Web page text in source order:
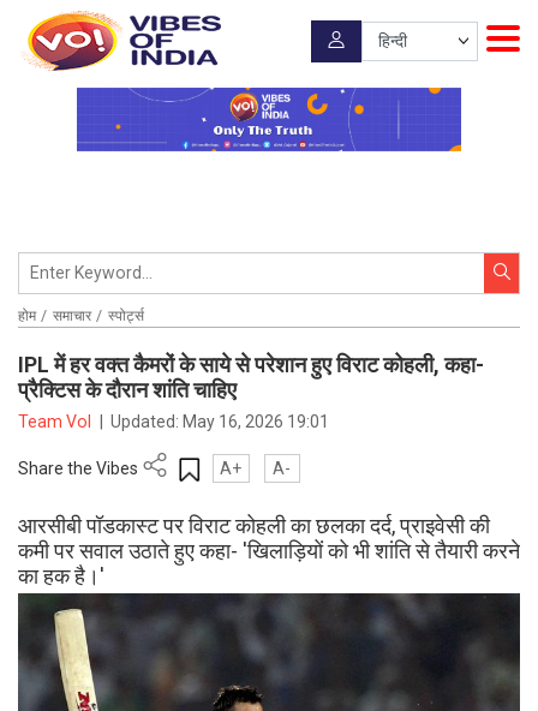
होम समाचार स्पोर्ट्स
IPL में हर वक्त कैमरों के साये से परेशान हुए विराट कोहली, कहा-
प्रैक्टिस के दौरान शांति चाहिए
Team VoI Updated: May 16, 2026 19:01
Share the Vibes A+ A-
आरसीबी पॉडकास्ट पर विराट कोहली का छलका दर्द, प्राइवेसी की
कमी पर सवाल उठाते हुए कहा- 'खिलाड़ियों को भी शांति से तैयारी करने
का हक है।'